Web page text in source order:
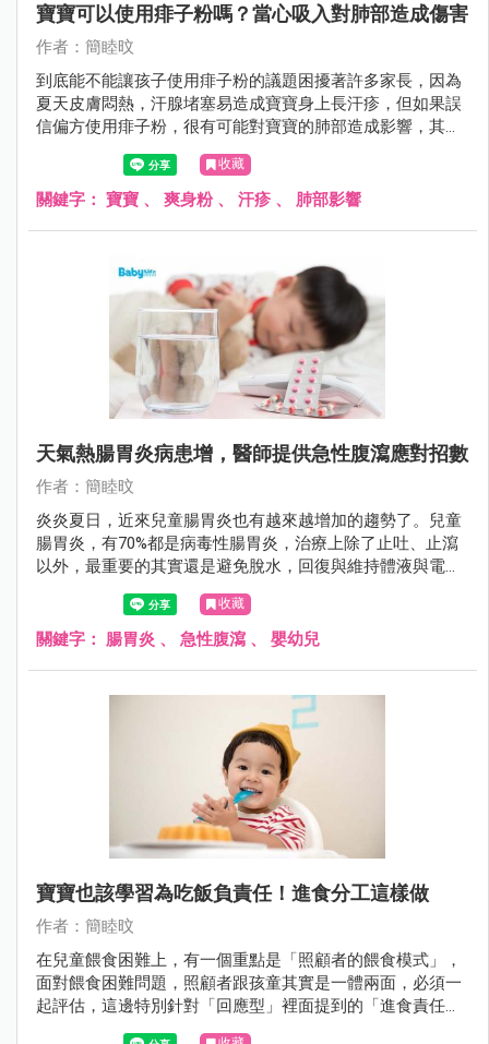
寶寶可以使用痱子粉嗎？當心吸入對肺部造成傷害
作者：簡睦旼
到底能不能讓孩子使用痱子粉的議題困擾著許多家長，因為
夏天皮膚悶熱，汗腺堵塞易造成寶寶身上長汗疹，但如果誤
信偏方使用痱子粉，很有可能對寶寶的肺部造成影響，其實
只要穿著純棉、寬鬆、透氣衣物，讓皮膚保持乾爽，就能降
低長痱子的機率。
收藏
關鍵字： 寶寶 、 爽身粉、 汗疹 、 肺部影響
天氣熱腸胃炎病患增，醫師提供急性腹瀉應對招數
作者：簡睦旼
炎炎夏日，近來兒童腸胃炎也有越來越增加的趨勢了。兒童
腸胃炎，有70%都是病毒性腸胃炎，治療上除了止吐、止瀉
以外，最重要的其實還是避免脫水，回復與維持體液與電解
收藏
關鍵字： 腸胃炎 、 急性腹瀉 、 嬰幼兒
寶寶也該學習為吃飯負責任！進食分工這樣做
作者：簡睦旼
在兒童餵食困難上，有一個重點是「照顧者的餵食模式」，
面對餵食困難問題，照顧者跟孩童其實是一體兩面，必須一
起評估，這邊特別針對「回應型」裡面提到的「進食責任分
工」來說明。